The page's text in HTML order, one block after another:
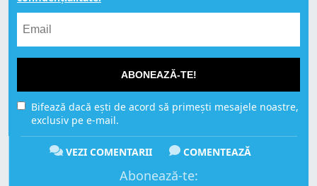
ABONEAZĂ-TE!
Bifează dacă ești de acord să primești mesajele noastre,
exclusiv pe e-mail.
VEZI COMENTARII COMENTEAZĂ
Abonează-te: